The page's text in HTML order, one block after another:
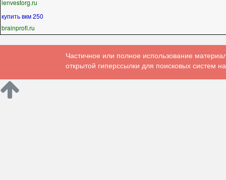
lenvestorg.ru
купить вкм 250
brainprofi.ru
Частичное или полное использование
открытой гиперссылки для поисковых систем